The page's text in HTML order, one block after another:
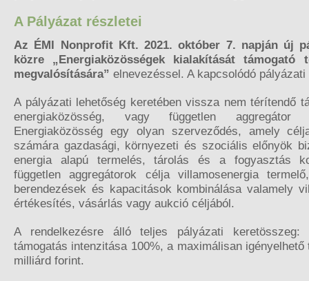
A Pályázat részletei
Az ÉMI Nonprofit Kft. 2021. október 7. napján új
közre „Energiaközösségek kialakítását támogató
megvalósítására” elnevezéssel. A kapcsolódó
A pályázati lehetőség keretében vissza nem térítendő
energiaközösség, vagy független aggregátor
Energiaközösség egy olyan szerveződés, amely
számára gazdasági, környezeti és szociális előnyök
energia alapú termelés, tárolás és a fogyasztás
független aggregátorok célja villamosenergia
berendezések és kapacitások kombinálása valamely
értékesítés, vásárlás vagy aukció céljából.
A rendelkezésre álló teljes pályázati
támogatás intenzitása 100%, a maximálisan
milliárd forint.